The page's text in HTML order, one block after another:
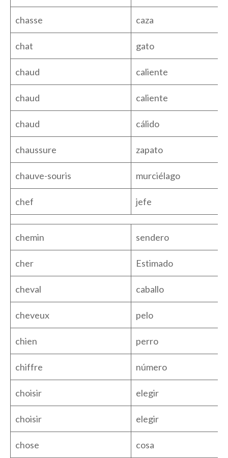
chasse caza
chat gato
chaud caliente
chaud caliente
chaud cálido
chaussure zapato
chauve-souris murciélago
chef jefe
chemin sendero
cher Estimado
cheval caballo
cheveux pelo
chien perro
chiffre número
choisir elegir
choisir elegir
chose cosa